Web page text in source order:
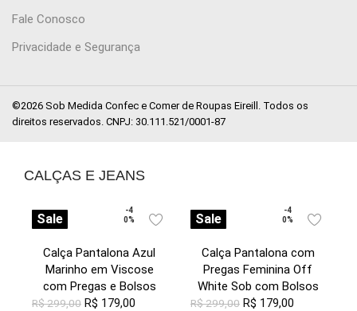
Fale Conosco
Privacidade e Segurança
©2026 Sob Medida Confec e Comer de Roupas Eireill. Todos os
direitos reservados. CNPJ: 30.111.521/0001-87
CALÇAS E JEANS
Sale
-4
0%
Calça Pantalona Azul
Marinho em Viscose
com Pregas e Bolsos
R$299,00 R$ 179,00
Sale
-4
0%
Calça Pantalona com
Pregas Feminina Off
White Sob com Bolsos
R$299,00 R$ 179,00